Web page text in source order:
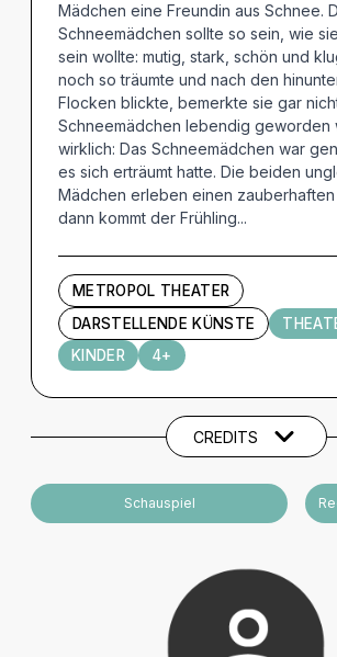
Mädchen eine Freundin aus Schnee.
Schneemädchen sollte so sein, wie
sein wollte: mutig, stark, schön und
noch so träumte und nach den
Flocken blickte, bemerkte sie gar
Schneemädchen lebendig geworden
wirklich: Das Schneemädchen war
es sich erträumt hatte. Die beiden
Mädchen erleben einen
dann kommt der Frühling...
METROPOL THEATER
DARSTELLENDE KÜNSTE
KINDER
4+
Künstler und Beteiligte
CREDITS
Schauspiel